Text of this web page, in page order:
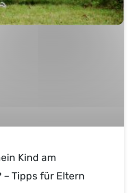
Kind am
– Tipps für Eltern